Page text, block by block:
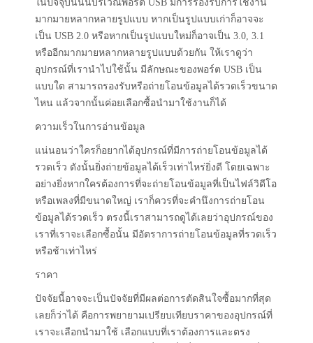
ในปัจจุบันนั้นบริเวณพอร์ต USB มีการรองรับการใช้งาน
มากมายหลากหลายรูปแบบ หากเป็นรูปแบบเก่าก็อาจจะ
เป็น USB 2.0 หรือหากเป็นรูปแบบใหม่ก็อาจเป็น 3.0, 3.1
หรืออีกมากมายหลากหลายรูปแบบด้วยกัน ให้เราดูว่า
อุปกรณ์ที่เรานำไปใช้นั้น มีลักษณะของพอร์ต USB เป็น
แบบใด สามารถรองรับหรือถ่ายโอนข้อมูลได้รวดเร็วขนาด
ไหน แล้วจากนั้นค่อยเลือกซื้อนำมาใช้งานก็ได้
ความเร็วในการอ่านข้อมูล
แน่นอนว่าใครก็อยากได้อุปกรณ์ที่มีการถ่ายโอนข้อมูลได้
รวดเร็ว ดังนั้นยิ่งถ่ายข้อมูลได้เร็วเท่าไหร่ยิ่งดี โดยเฉพาะ
อย่างยิ่งหากใครต้องการที่จะถ่ายโอนข้อมูลที่เป็นไฟล์วิดีโอ
หรือเพลงที่มีขนาดใหญ่ เราก็ควรที่จะคำนึงการถ่ายโอน
ข้อมูลได้รวดเร็ว ตรงนี้เราสามารถดูได้เลยว่าอุปกรณ์ของ
เราที่เราจะเลือกซื้อนั้น มีอัตราการถ่ายโอนข้อมูลที่รวดเร็ว
หรือช้าเท่าไหร่
ราคา
ปัจจัยนี้อาจจะเป็นปัจจัยที่มีผลต่อการตัดสินใจซื้อมากที่สุด
เลยก็ว่าได้ คือการพยายามเปรียบเทียบราคาของอุปกรณ์ที่
เราจะเลือกนำมาใช้ เลือกแบบที่เราต้องการและตรง